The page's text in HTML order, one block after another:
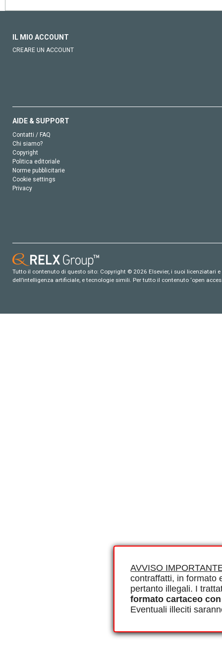
AVVISO
contraffatti, in formato
pertanto illegali. I
formato cartaceo
Eventuali illeciti
IL MIO ACCOUNT
CREARE UN ACCOUNT
AIDE & SUPPORT
Contatti / FAQ
Chi siamo?
Copyright
Politica editoriale
Norme pubblicitarie
Cookie settings
Privacy
Tutto il contenuto di questo sito: Copyright © 2026 Elsevier, i suoi
dell’intelligenza artificiale, e tecnologie simili. Per tutto il contenuto ‘open